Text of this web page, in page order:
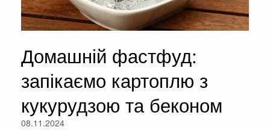
Домашній фастфуд:
запікаємо картоплю з
кукурудзою та беконом
08.11.2024